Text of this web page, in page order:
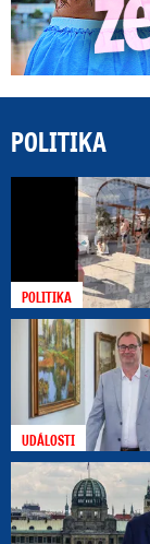
POLITIKA
POLITIKA
UDÁLOSTI